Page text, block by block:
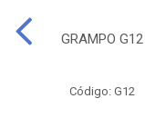
GRAMPO G12
Código: G12